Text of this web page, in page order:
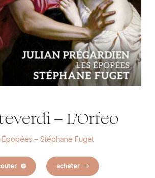
– L’Orfeo
Épopées – Stéphane Fuget
acheter